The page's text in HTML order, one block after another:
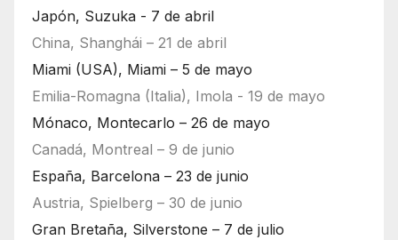
Japón, Suzuka - 7 de abril
China, Shanghái – 21 de abril
Miami (USA), Miami – 5 de mayo
Emilia-Romagna (Italia), Imola - 19 de mayo
Mónaco, Montecarlo – 26 de mayo
Canadá, Montreal – 9 de junio
España, Barcelona – 23 de junio
Austria, Spielberg – 30 de junio
Gran Bretaña, Silverstone – 7 de julio